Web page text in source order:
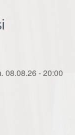
08.08.26 - 20:00